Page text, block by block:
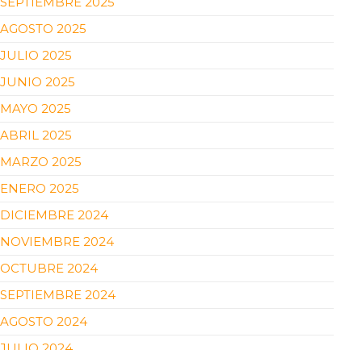
AGOSTO 2025
JULIO 2025
JUNIO 2025
MAYO 2025
ABRIL 2025
MARZO 2025
ENERO 2025
DICIEMBRE 2024
NOVIEMBRE 2024
OCTUBRE 2024
SEPTIEMBRE 2024
AGOSTO 2024